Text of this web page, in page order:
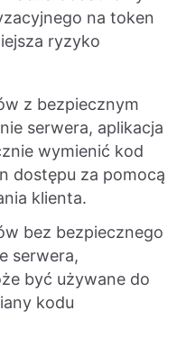
na token
ryzyko
z bezpiecznym
serwera, aplikacja
wymienić kod
dostępu za pomocą
klienta.
bez bezpiecznego
serwera,
być używane do
kodu